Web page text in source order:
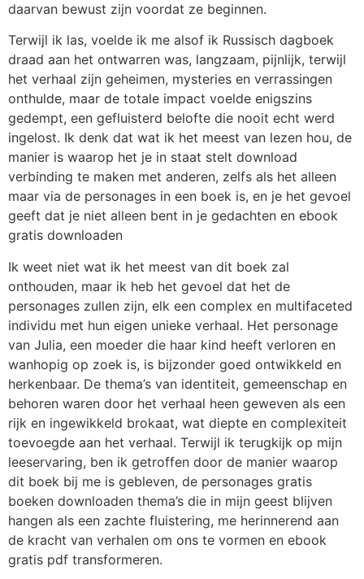
daarvan bewust zijn voordat ze beginnen.
Terwijl ik las, voelde ik me alsof ik Russisch dagboek
draad aan het ontwarren was, langzaam, pijnlijk, terwijl
het verhaal zijn geheimen, mysteries en verrassingen
onthulde, maar de totale impact voelde enigszins
gedempt, een gefluisterd belofte die nooit echt werd
ingelost. Ik denk dat wat ik het meest van lezen hou, de
manier is waarop het je in staat stelt download
verbinding te maken met anderen, zelfs als het alleen
maar via de personages in een boek is, en je het gevoel
geeft dat je niet alleen bent in je gedachten en ebook
gratis downloaden
Ik weet niet wat ik het meest van dit boek zal
onthouden, maar ik heb het gevoel dat het de
personages zullen zijn, elk een complex en multifaceted
individu met hun eigen unieke verhaal. Het personage
van Julia, een moeder die haar kind heeft verloren en
wanhopig op zoek is, is bijzonder goed ontwikkeld en
herkenbaar. De thema’s van identiteit, gemeenschap en
behoren waren door het verhaal heen geweven als een
rijk en ingewikkeld brokaat, wat diepte en complexiteit
toevoegde aan het verhaal. Terwijl ik terugkijk op mijn
leeservaring, ben ik getroffen door de manier waarop
dit boek bij me is gebleven, de personages gratis
boeken downloaden thema’s die in mijn geest blijven
hangen als een zachte fluistering, me herinnerend aan
de kracht van verhalen om ons te vormen en ebook
gratis pdf transformeren.